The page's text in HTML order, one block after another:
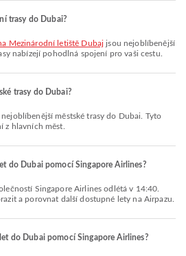
trasy do Dubai?
Mezinárodní letiště Dubaj jsou nejoblíbenější
nabízejí pohodlná spojení pro vaši cestu.
trasy do Dubai?
nejoblíbenější městské trasy do Dubai. Tyto
z hlavních měst.
do Dubai pomocí Singapore Airlines?
a porovnat další dostupné lety na Airpazu.
do Dubai pomocí Singapore Airlines?